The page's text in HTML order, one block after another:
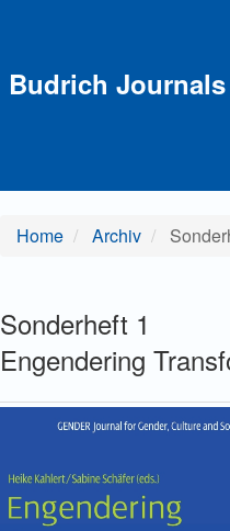
Budrich Journals
Home Archiv
Sonderheft 1
Engendering